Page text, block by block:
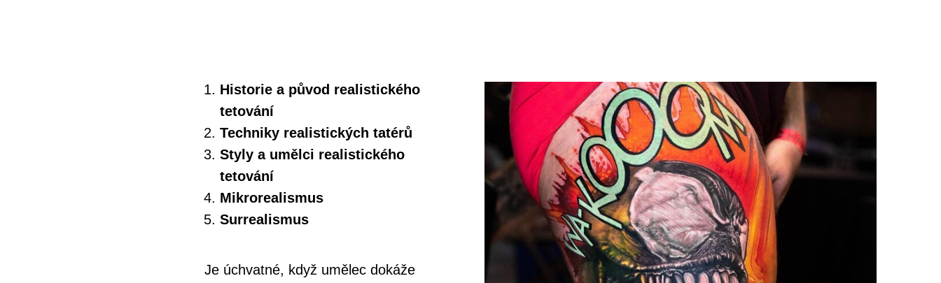
Historie a původ realistického
tetování
Techniky realistických tatérů
Styly a umělci realistického
tetování
Mikrorealismus
Surrealismus
Je úchvatné, když umělec dokáže